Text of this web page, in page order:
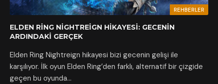
REHBERLER
ELDEN RING NIGHTREIGN HIKAYESI: GECENIN
ARDINDAKI GERÇEK
Elden Ring Nightreign hikayesi bizi gecenin gelişi ile
karşılıyor. İlk oyun Elden Ring’den farklı, alternatif bir çizgide
geçen bu oyunda…